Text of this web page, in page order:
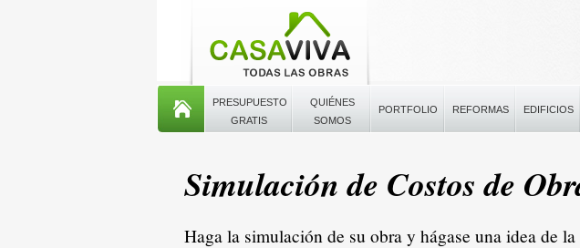
PRESUPUESTO
GRATIS
QUIÉNES
SOMOS
PORTFOLIO REFORMAS EDIFICIOS
Simulación de Costos de
Haga la simulación de su obra y hágase una idea de